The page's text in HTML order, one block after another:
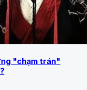
"chạm trán"